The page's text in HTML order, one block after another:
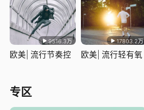
9516.3万
欧美| 流行节奏控
17803.2万
欧美| 流行轻有氧
专区